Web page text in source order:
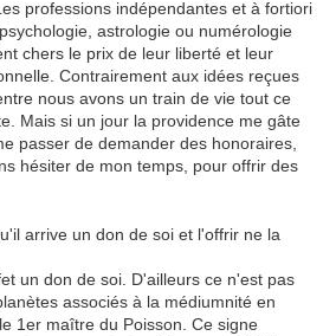
professions indépendantes et à fortiori
astrologie ou numérologie
chers le prix de leur liberté et leur
Contrairement aux idées reçues
nous avons un train de vie tout ce
Mais si un jour la providence me gâte
passer de demander des honoraires,
hésiter de mon temps, pour offrir des
arrive un don de soi et l'offrir ne la
un don de soi. D'ailleurs ce n'est pas
associés à la médiumnité en
1er maître du Poisson. Ce signe